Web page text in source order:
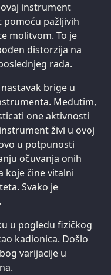
ovaj instrument
pomoću pažljivih
molitvom. To je
distorzija na
rada.
brige u
Međutim,
one aktivnosti
živi u ovoj
u potpunosti
očuvanja onih
koje čine vitalni
Svako je
u pogledu fizičkog
kadionica. Došlo
varijacije u